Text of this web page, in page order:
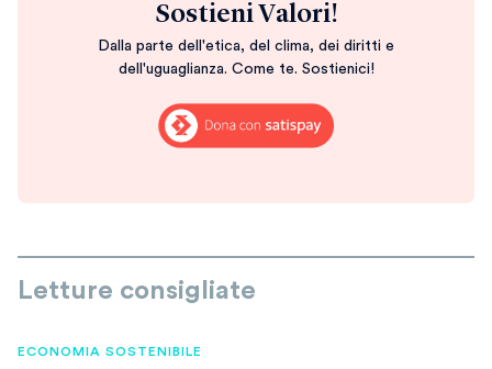
Sostieni Valori!
Dalla parte dell'etica, del clima, dei diritti e
dell'uguaglianza. Come te. Sostienici!
Letture consigliate
ECONOMIA SOSTENIBILE